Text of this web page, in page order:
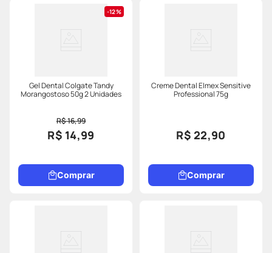
12%
Gel Dental Colgate Tandy
Morangostoso 50g 2 Unidades
R$ 16,99
R$ 14,99
Comprar
Creme Dental Elmex Sensitive
Professional 75g
R$ 22,90
Comprar